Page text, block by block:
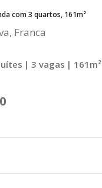
com 3 quartos, 161m²
Franca
| 3 vagas | 161m²